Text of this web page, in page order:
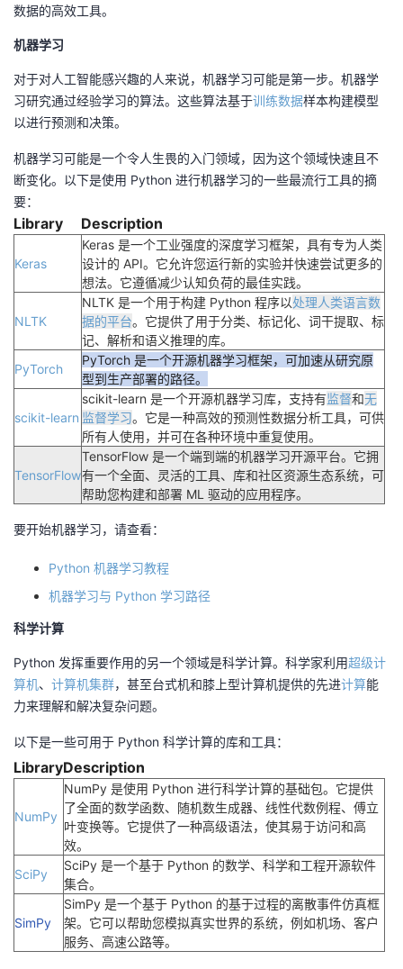
数据的高效工具。
机器学习
对于对人工智能感兴趣的人来说，机器学习可能是第一步。机器学
习研究通过经验学习的算法。这些算法基于训练数据样本构建模型
以进行预测和决策。
机器学习可能是一个令人生畏的入门领域，因为这个领域快速且不
断变化。以下是使用 Python 进行机器学习的一些最流行工具的摘
要：
Library Description
Keras
Keras 是一个工业强度的深度学习框架，具有专为人类
设计的 API。 它允许您运行新的实验并快速尝试更多的
想法。 它遵循减少认知负荷的最佳实践。
NLTK
NLTK 是一个用于构建 Python 程序以处理人类语言数
据的平台。它提供了用于分类、标记化、词干提取、标
记、解析和语义推理的库。
PyTorch
PyTorch 是一个开源机器学习框架，可加速从研究原
型到生产部署的路径。
scikit-learn
scikit-learn 是一个开源机器学习库，支持有监督和无
监督学习。它是一种高效的预测性数据分析工具，可供
所有人使用，并可在各种环境中重复使用。
TensorFlow
TensorFlow 是一个端到端的机器学习开源平台。 它拥
有一个全面、灵活的工具、库和社区资源生态系统，可
帮助您构建和部署 ML 驱动的应用程序。
要开始机器学习，请查看：
Python 机器学习教程
机器学习与 Python 学习路径
科学计算
Python 发挥重要作用的另一个领域是科学计算。科学家利用超级计
算机、 计算机集群，甚至台式机和膝上型计算机提供的先进计算能
力来理解和解决复杂问题。
以下是一些可用于 Python 科学计算的库和工具：
LibraryDescription
NumPy
NumPy 是使用 Python 进行科学计算的基础包。它提供
了全面的数学函数、随机数生成器、线性代数例程、傅立
叶变换等。它提供了一种高级语法，使其易于访问和高
效。
SciPy
SciPy 是一个基于 Python 的数学、科学和工程开源软件
集合。
SimPy
SimPy 是一个基于 Python 的基于过程的离散事件仿真框
架。它可以帮助您模拟真实世界的系统，例如机场、客户
服务、高速公路等。